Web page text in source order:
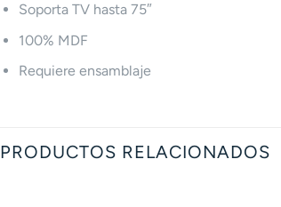
Soporta TV hasta 75″
100% MDF
Requiere ensamblaje
PRODUCTOS RELACIONADOS